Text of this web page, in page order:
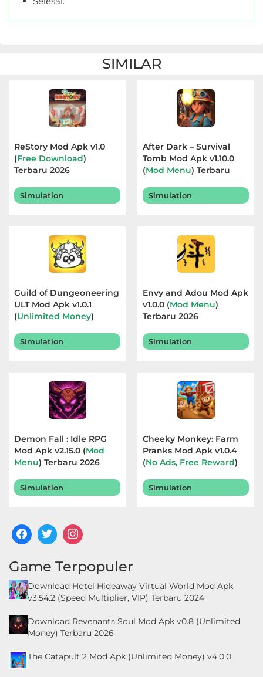
SIMILAR
ReStory Mod Apk v1.0
(Free Download)
Terbaru 2026
Simulation
After Dark – Survival
Tomb Mod Apk v1.10.0
(Mod Menu) Terbaru
Simulation
Guild of Dungeoneering
ULT Mod Apk v1.0.1
(Unlimited Money)
Simulation
Envy and Adou Mod Apk
v1.0.0 (Mod Menu)
Terbaru 2026
Simulation
Demon Fall : Idle RPG
Mod Apk v2.15.0 (Mod
Menu) Terbaru 2026
Simulation
Cheeky Monkey: Farm
Pranks Mod Apk v1.0.4
(No Ads, Free Reward)
Simulation
Game Terpopuler
Download Hotel Hideaway Virtual World Mod Apk
v3.54.2 (Speed Multiplier, VIP) Terbaru 2024
Download Revenants Soul Mod Apk v0.8 (Unlimited
Money) Terbaru 2026
The Catapult 2 Mod Apk (Unlimited Money) v4.0.0